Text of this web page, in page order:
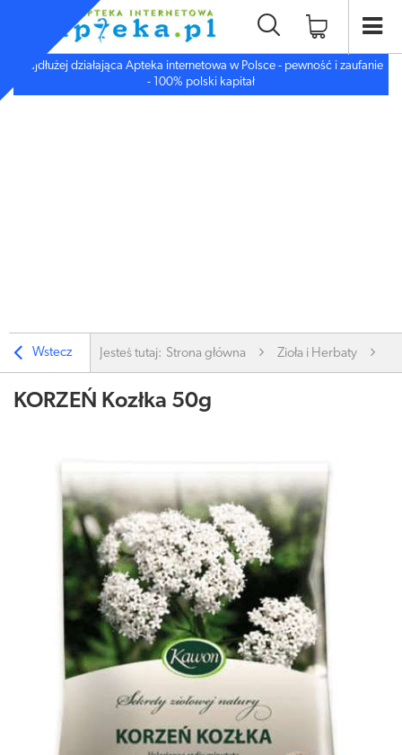
Najdłużej działająca Apteka internetowa w Polsce - pewność i zaufanie
- 100% polski kapitał
Wstecz Jesteś tutaj: Strona główna Zioła i Herbaty
KORZEŃ Kozłka 50g